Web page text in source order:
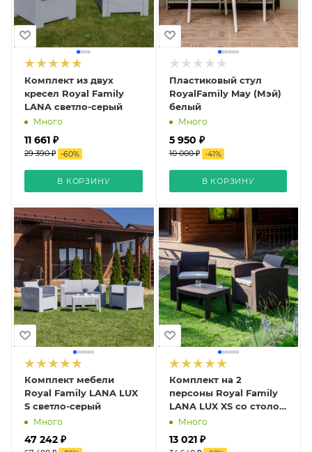
Комплект из двух
кресел Royal Family
LANA светло-серый
Много
11 661 ₽
29 390 ₽ -60%
В КОРЗИНУ
Пластиковый стул
RoyalFamily May (Мэй)
белый
Много
5 950 ₽
10 000 ₽ -41%
В КОРЗИНУ
Комплект мебели
Royal Family LANA LUX
S светло-серый
Много
47 242 ₽
Комплект на 2
персоны Royal Family
LANA LUX XS со столом
и креслами,
пластика
Много
13 021 ₽